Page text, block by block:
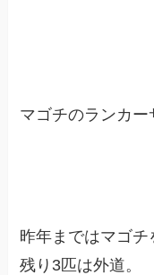
マゴチのランカー
昨年まではマゴチ
残り3匹は外道。